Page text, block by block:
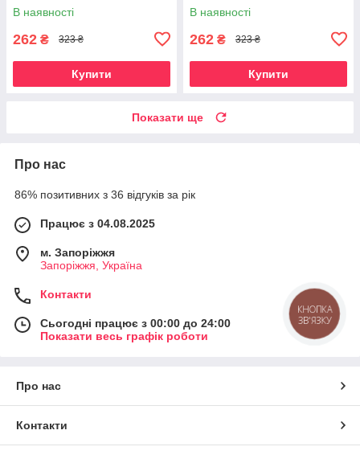
В наявності
262 ₴ 323 ₴
Купити
В наявності
262 ₴ 323 ₴
Купити
Показати ще
Про нас
86% позитивних з 36 відгуків за рік
Працює з 04.08.2025
м. Запоріжжя
Запоріжжя, Україна
Контакти
Сьогодні працює з 00:00 до 24:00
Показати весь графік роботи
Про нас
Контакти
КНОПКА
ЗВ'ЯЗКУ